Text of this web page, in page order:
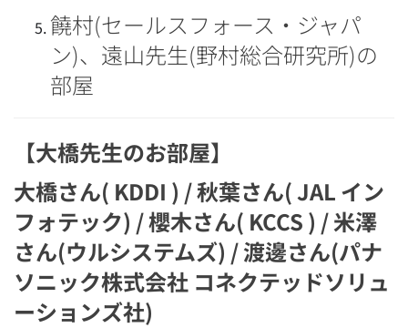
饒村(セールスフォース・ジャパ
ン)、遠山先生(野村総合研究所)の
部屋
【大橋先生のお部屋】
大橋さん( KDDI ) / 秋葉さん( JAL イン
フォテック) / 櫻木さん( KCCS ) / 米澤
さん(ウルシステムズ) / 渡邊さん(パナ
ソニック株式会社 コネクテッドソリュ
ーションズ社)